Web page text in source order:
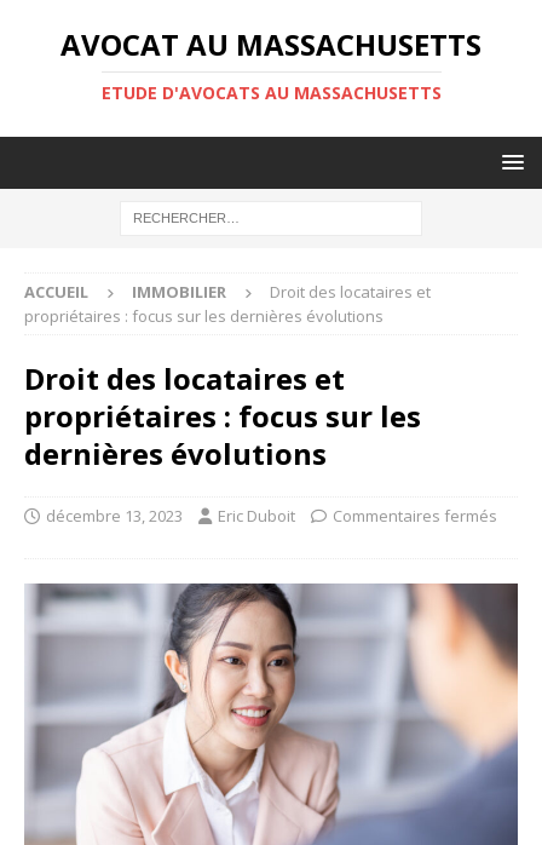
AVOCAT AU MASSACHUSETTS
ETUDE D'AVOCATS AU MASSACHUSETTS
ACCUEIL IMMOBILIER
Droit des locataires et
propriétaires : focus sur les dernières évolutions
Droit des locataires et
propriétaires : focus sur les
dernières évolutions
décembre 13, 2023 Eric Duboit Commentaires fermés